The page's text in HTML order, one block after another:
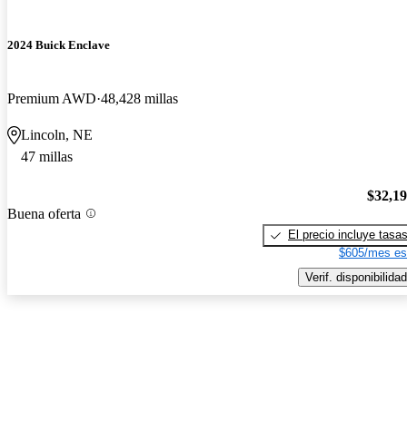
2024 Buick Enclave
Premium AWD 48,428 millas
Lincoln, NE
47 millas
Buena oferta
El precio incluye tasas
$605/mes
Verif. disponibilidad